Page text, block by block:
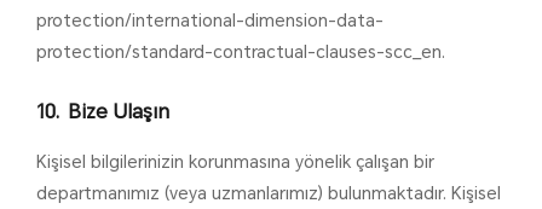
protection/international-dimension-data-
protection/standard-contractual-clauses-scc_en.
Bize Ulaşın
Kişisel bilgilerinizin korunmasına yönelik çalışan bir
departmanımız (veya uzmanlarımız) bulunmaktadır. Kişisel